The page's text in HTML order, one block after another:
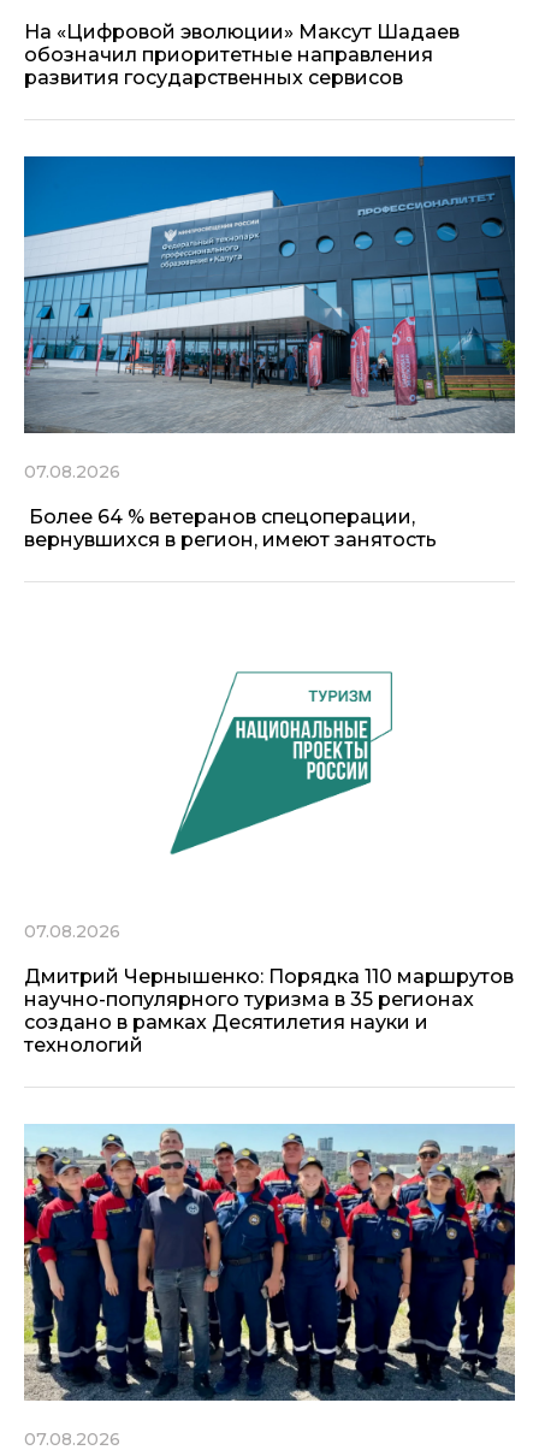
На «Цифровой эволюции» Максут Шадаев
обозначил приоритетные направления
развития государственных сервисов
07.08.2026
Более 64 % ветеранов спецоперации,
вернувшихся в регион, имеют занятость
07.08.2026
Дмитрий Чернышенко: Порядка 110 маршрутов
научно-популярного туризма в 35 регионах
создано в рамках Десятилетия науки и
технологий
07.08.2026